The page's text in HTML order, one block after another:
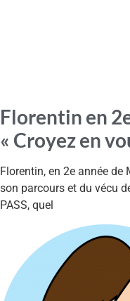
Florentin en
« Croyez en
Florentin, en 2e année
son parcours et du vécu
PASS, quel